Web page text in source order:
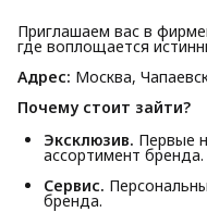
Приглашаем вас в
где воплощается
Адрес: Москва,
Почему стоит зайти?
Эксклюзив. Первые
ассортимент бренда.
Сервис.
бренда.